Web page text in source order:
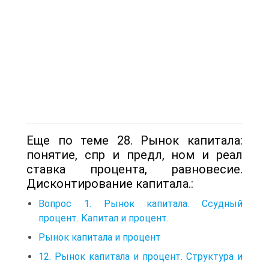
Еще по теме 28. Рынок капитала:
понятие, спр и предл, ном и реал
ставка процента, равновесие.
Дисконтирование капитала.:
Вопрос 1. Рынок капитала. Ссудный
процент. Капитал и процент.
Рынок капитала и процент
12. Рынок капитала и процент. Структура и